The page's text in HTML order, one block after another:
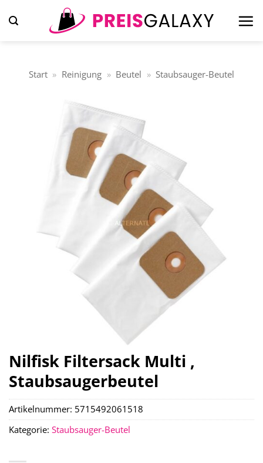
Inhalt
Start » Reinigung » Beutel » Staubsauger-Beutel
Nilfisk Filtersack Multi ,
Staubsaugerbeutel
Artikelnummer: 5715492061518
Kategorie: Staubsauger-Beutel